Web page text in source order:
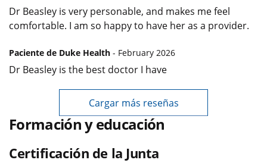
Dr Beasley is very personable, and makes me feel
comfortable. I am so happy to have her as a provider.
Paciente de Duke Health - February 2026
Dr Beasley is the best doctor I have
Cargar más reseñas
Formación y educación
Certificación de la Junta